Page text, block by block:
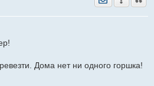
Дома нет ни одного горшка!